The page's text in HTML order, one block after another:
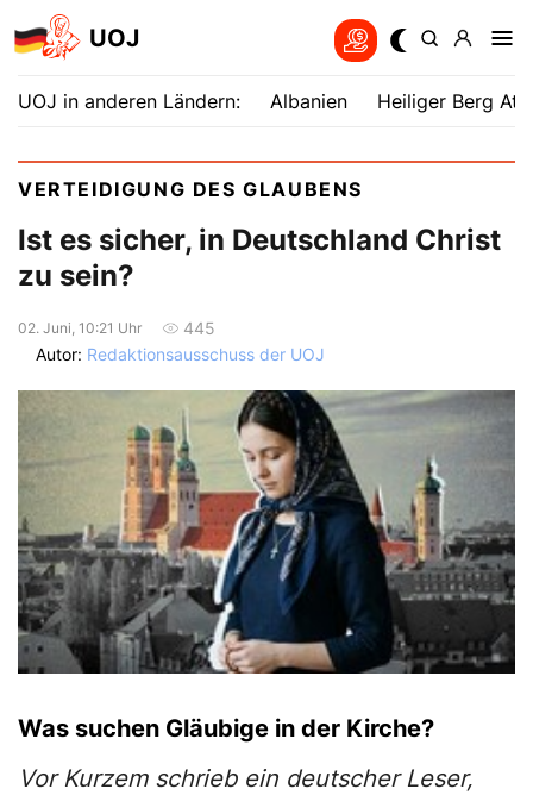
UOJ
UOJ in anderen Ländern: Albanien Heiliger Berg
VERTEIDIGUNG DES GLAUBENS
Ist es sicher, in Deutschland Christ
zu sein?
02. Juni, 10:21 Uhr
445
Autor: Redaktionsausschuss der UOJ
Was suchen Gläubige in der Kirche?
Vor Kurzem schrieb ein deutscher Leser,